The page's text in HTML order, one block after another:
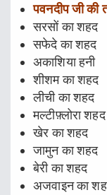
पवनदीप जी की
सरसों का शहद
सफेदे का शहद
अकाशिया हनी
शीशम का शहद
लीची का शहद
मल्टीफ़्लोरा शहद
खेर का शहद
जामुन का शहद
बेरी का शहद
अजवाइन का